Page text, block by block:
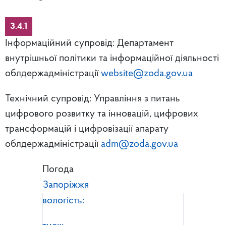
3.4.1
Інформаційний супровід: Департамент
внутрішньої політики та інформаційної діяльності
облдержадміністрації website@zoda.gov.ua
Технічний супровід: Управління з питань
цифрового розвитку та інновацій, цифрових
трансформацій і цифровізації апарату
облдержадміністрації adm@zoda.gov.ua
Погода
Запоріжжя
вологість: